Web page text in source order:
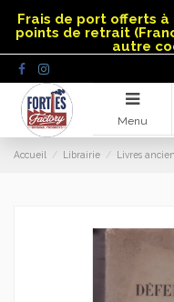
Frais de port offerts
points de retrait
autre
Menu
Accueil Librairie Livres